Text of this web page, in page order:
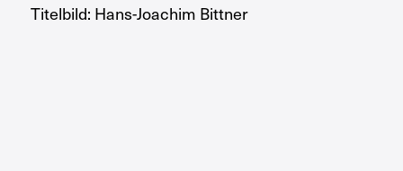
Titelbild: Hans-Joachim Bittner